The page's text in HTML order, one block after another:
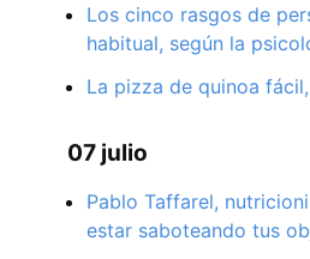
Los cinco rasgos de
habitual, según la
La pizza de quinoa
07 julio
Pablo Taffarel,
estar saboteando tus